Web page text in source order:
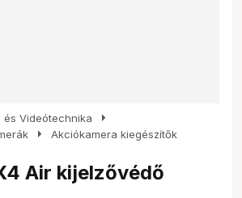
és Videótechnika arrow_right
arrow_right Akciókamera kiegészítők
Air kijelzővédő